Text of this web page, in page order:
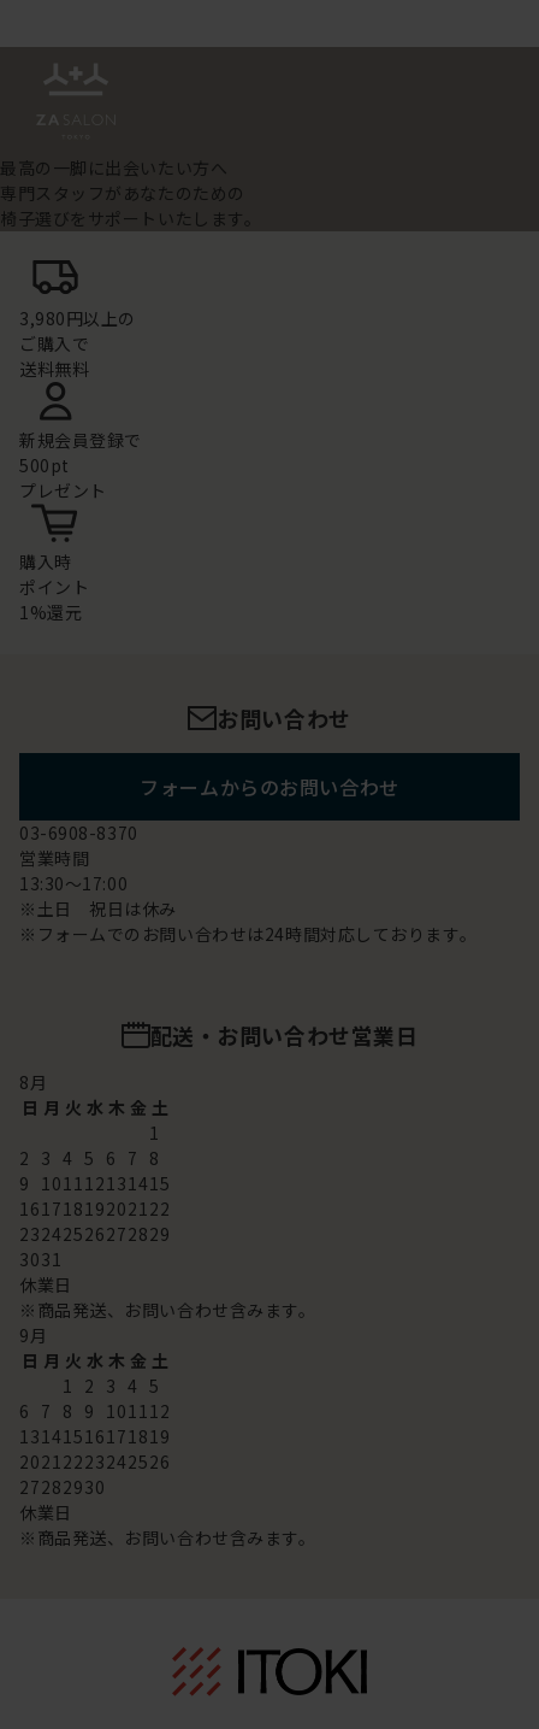
最高の一脚に出会いたい方へ
専門スタッフがあなたのための
椅子選びをサポートいたします。
3,980円以上の
ご購入で
送料無料
新規会員登録で
500pt
プレゼント
購入時
ポイント
1%還元
お問い合わせ
フォームからのお問い合わせ
03-6908-8370
営業時間
13:30～17:00
※土日 祝日は休み
※フォームでのお問い合わせは24時間対応しております。
配送・お問い合わせ営業日
8 月
日 月 火 水 木 金 土
1
2 3 4 5 6 7 8
9
10 11 12 13 14 15
16 17 18 192021 22
23242526272829
3031
休業日
※商品発送、お問い合わせ含みます。
9 月
日 月 火 水 木 金 土
1
2 3 4 5
6 7 8 9 10 11 12
13 14 15 16 17 18 19
2021 2223242526
27282930
休業日
※商品発送、お問い合わせ含みます。